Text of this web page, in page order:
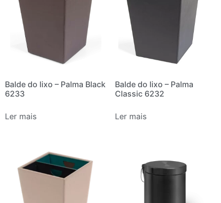
Balde do lixo – Palma Black
6233
Ler mais
Balde do lixo – Palma
Classic 6232
Ler mais